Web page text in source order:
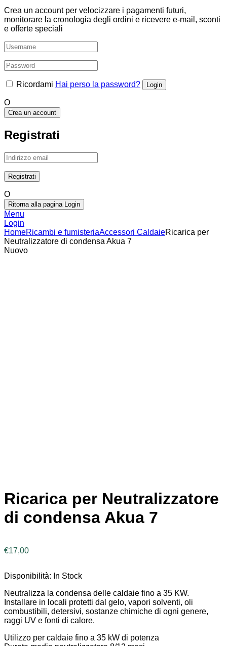
Crea un account per velocizzare i pagamenti futuri,
monitorare la cronologia degli ordini e ricevere e-mail, sconti
e offerte speciali
Ricordami Hai perso la password?
O
Crea un account
Registrati
O
Ritorna alla pagina Login
Menu
Login
HomeRicambi e fumisteriaAccessori CaldaieRicarica per
Neutralizzatore di condensa Akua 7
Nuovo
Ricarica per Neutralizzatore
di condensa Akua 7
€17,00
Disponibilità: In Stock
Neutralizza la condensa delle caldaie fino a 35 KW.
Installare in locali protetti dal gelo, vapori solventi, oli
combustibili, detersivi, sostanze chimiche di ogni genere,
raggi UV e fonti di calore.
Utilizzo per caldaie fino a 35 kW di potenza